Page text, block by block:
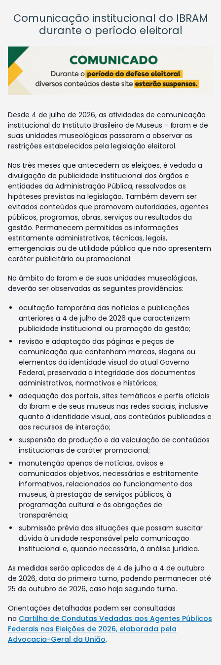
Comunicação institucional do IBRAM
durante o período eleitoral
Desde 4 de julho de 2026, as atividades de comunicação
institucional do Instituto Brasileiro de Museus – Ibram e de
suas unidades museológicas passaram a observar as
restrições estabelecidas pela legislação eleitoral.
Nos três meses que antecedem as eleições, é vedada a
divulgação de publicidade institucional dos órgãos e
entidades da Administração Pública, ressalvadas as
hipóteses previstas na legislação. Também devem ser
evitados conteúdos que promovam autoridades, agentes
públicos, programas, obras, serviços ou resultados da
gestão. Permanecem permitidas as informações
estritamente administrativas, técnicas, legais,
emergenciais ou de utilidade pública que não apresentem
caráter publicitário ou promocional.
No âmbito do Ibram e de suas unidades museológicas,
deverão ser observadas as seguintes providências:
ocultação temporária das notícias e publicações
anteriores a 4 de julho de 2026 que caracterizem
publicidade institucional ou promoção da gestão;
revisão e adaptação das páginas e peças de
comunicação que contenham marcas, slogans ou
elementos da identidade visual do atual Governo
Federal, preservada a integridade dos documentos
administrativos, normativos e históricos;
adequação dos portais, sites temáticos e perfis oficiais
do Ibram e de seus museus nas redes sociais, inclusive
quanto à identidade visual, aos conteúdos publicados e
aos recursos de interação;
suspensão da produção e da veiculação de conteúdos
institucionais de caráter promocional;
manutenção apenas de notícias, avisos e
comunicados objetivos, necessários e estritamente
informativos, relacionados ao funcionamento dos
museus, à prestação de serviços públicos, à
programação cultural e às obrigações de
transparência;
submissão prévia das situações que possam suscitar
dúvida à unidade responsável pela comunicação
institucional e, quando necessário, à análise jurídica.
As medidas serão aplicadas de 4 de julho a 4 de outubro
de 2026, data do primeiro turno, podendo permanecer até
25 de outubro de 2026, caso haja segundo turno.
Orientações detalhadas podem ser consultadas
na Cartilha de Condutas Vedadas aos Agentes Públicos
Federais nas Eleições de 2026, elaborada pela
Advocacia-Geral da União.